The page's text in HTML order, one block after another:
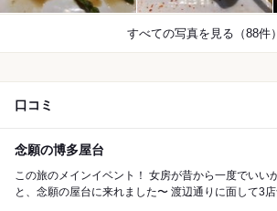
すべての写真を見る（88件）
口コミ
念願の博多屋台
この旅のメインイベント！ 女房が昔から一度でいいから行ってみたい！
と、念願の屋台に来れました〜 渡辺通りに面して3店舗ほどあった中のこ